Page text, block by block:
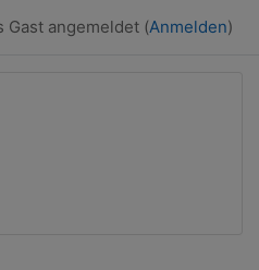
Gast angemeldet (Anmelden)